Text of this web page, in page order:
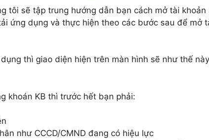
tôi sẽ tập trung hướng dẫn bạn cách mở tài khoản
ứng dụng và thực hiện theo các bước sau để mở
thì giao diện hiện trên màn hình sẽ như thế
khoán KB thì trước hết bạn phải:
như CCCD/CMND đang có hiệu lực